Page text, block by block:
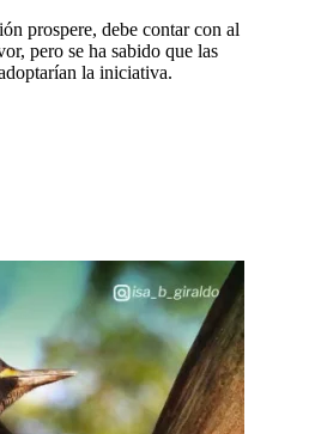
prospere, debe contar con al
pero se ha sabido que las
la iniciativa.